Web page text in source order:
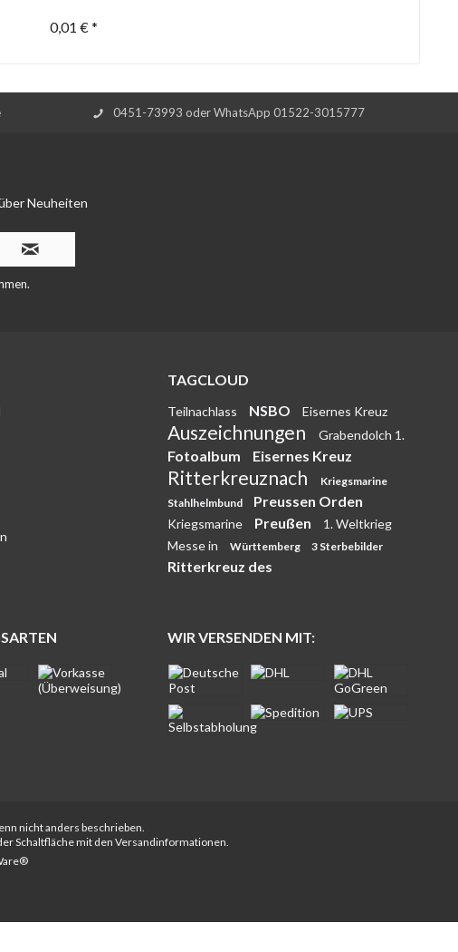
0,01 € *
0451-73993 oder WhatsApp 01522-3015777
Neuheiten
TAGCLOUD
Teilnachlass NSBO Eisernes Kreuz
Auszeichnungen Grabendolch 1.
Fotoalbum Eisernes Kreuz
Ritterkreuznach
Kriegsmarine
Stahlhelmbund
Preussen Orden
Kriegsmarine Preußen
1. Weltkrieg
Messe in
Württemberg 3 Sterbebilder
Ritterkreuz des
WIR VERSENDEN MIT:
nicht anders beschrieben.
Schaltfläche mit den Versandinformationen.